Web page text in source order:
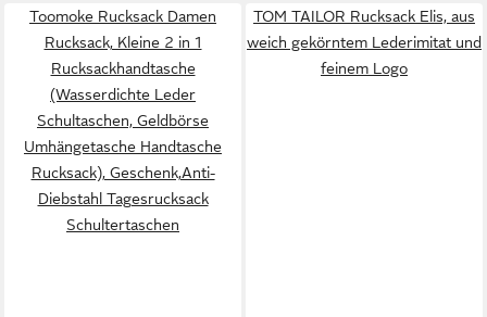
Toomoke Rucksack Damen
Rucksack, Kleine 2 in 1
Rucksackhandtasche
(Wasserdichte Leder
Schultaschen, Geldbörse
Umhängetasche Handtasche
Rucksack), Geschenk,Anti-
Diebstahl Tagesrucksack
Schultertaschen
TOM TAILOR Rucksack Elis, aus
weich gekörntem Lederimitat und
feinem Logo